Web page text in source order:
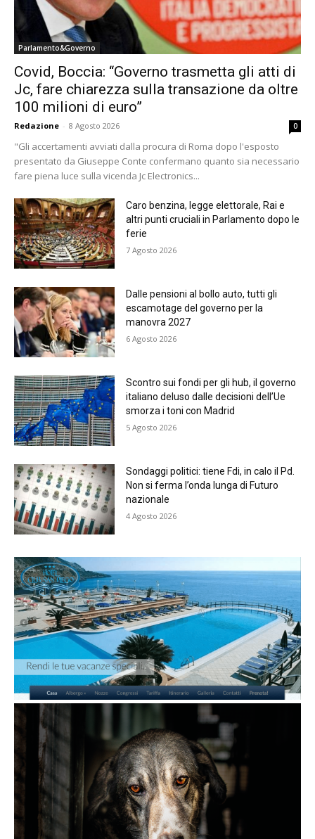
Parlamento&Governo
Covid, Boccia: “Governo trasmetta gli atti di
Jc, fare chiarezza sulla transazione da oltre
100 milioni di euro”
Redazione - 8 Agosto 2026 0
"Gli accertamenti avviati dalla procura di Roma dopo l'esposto
presentato da Giuseppe Conte confermano quanto sia necessario
fare piena luce sulla vicenda Jc Electronics...
Caro benzina, legge elettorale, Rai e
altri punti cruciali in Parlamento dopo le
ferie
7 Agosto 2026
Dalle pensioni al bollo auto, tutti gli
escamotage del governo per la
manovra 2027
6 Agosto 2026
Scontro sui fondi per gli hub, il governo
italiano deluso dalle decisioni dell’Ue
smorza i toni con Madrid
5 Agosto 2026
Sondaggi politici: tiene Fdi, in calo il Pd.
Non si ferma l’onda lunga di Futuro
nazionale
4 Agosto 2026